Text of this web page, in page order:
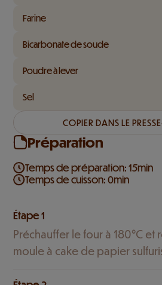
Farine
Bicarbonate de soude
Poudre à lever
Sel
COPIER DANS LE
Préparation
Temps de préparation: 15min
Temps de cuisson: 0min
Étape 1
Préchauffer le four à 180°C et
moule à cake de papier